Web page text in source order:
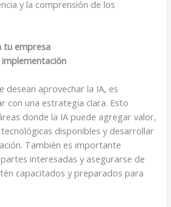
y la comprensión de los
tu empresa
implementación
desean aprovechar la IA, es
con una estrategia clara. Esto
donde la IA puede agregar valor,
disponibles y desarrollar
También es importante
interesadas y asegurarse de
capacitados y preparados para